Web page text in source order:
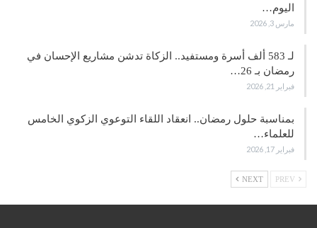
اليوم…
مارس 3, 2026
لـ 583 ألف أسرة ومستفيد.. الزكاة تدشن مشاريع الإحسان في
رمضان بـ 26…
فبراير 21, 2026
بمناسبة حلول رمضان.. انعقاد اللقاء التوعوي الزكوي الخامس
للعلماء…
فبراير 17, 2026
NEXT